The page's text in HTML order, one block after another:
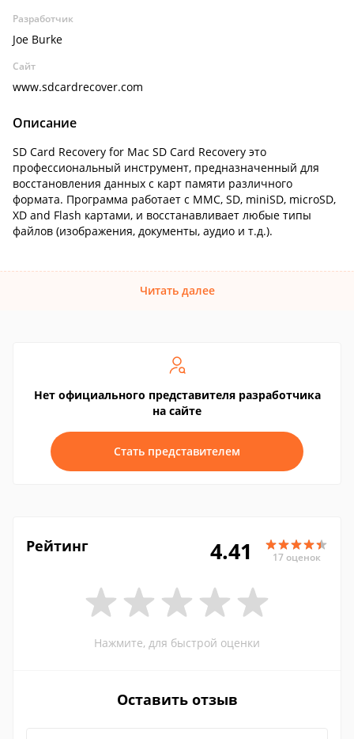
Разработчик
Joe Burke
Сайт
www.sdcardrecover.com
Описание
SD Card Recovery for Mac SD Card Recovery это
профессиональный инструмент, предназначенный для
восстановления данных с карт памяти различного
формата. Программа работает с MMC, SD, miniSD, microSD,
XD and Flash картами, и восстанавливает любые типы
файлов (изображения, документы, аудио и т.д.).
Читать далее
Нет официального представителя разработчика
на сайте
Стать представителем
Рейтинг 4.41 17 оценок
Нажмите, для быстрой оценки
Оставить отзыв